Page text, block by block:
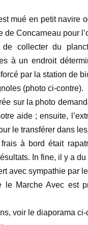
mué en petit
de Concarneau pour
de collecter du
à un endroit
par la station de
(photo ci-contre).
sur la photo
aide ; ensuite,
le transférer dans
à bord était
In fine, il y a
avec sympathie par
le Marche Avec est
voir le diaporama